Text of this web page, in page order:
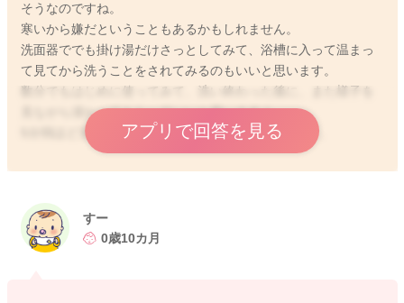
そうなのですね。
寒いから嫌だということもあるかもしれません。
洗面器ででも掛け湯だけさっとしてみて、浴槽に入って温まっ
て見てから洗うことをされてみるのもいいと思います。
数分でもはじめに使ってみて、洗い終わった後に、また様子を
見ながら浸かってもらっていいと思いますよ。
5分弱ほど浸かってもらってもいいのではと思います。
お子さんの様子を見ながら調整をして見てください。
アプリで回答を見る
すー
0歳10カ月